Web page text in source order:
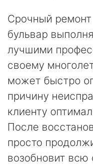
Срочный
бульвар
лучшими
своему
может быстро
причину
клиенту
После
просто
возобновит всю